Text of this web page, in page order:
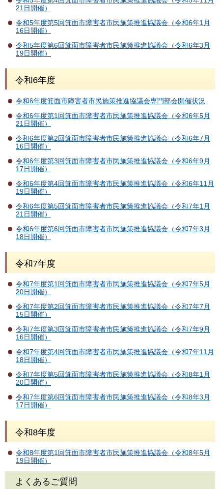
21日開催）
令和5年度第5回箕面市障害者市民施策推進協議会（令和6年1月
16日開催）
令和5年度第6回箕面市障害者市民施策推進協議会（令和6年3月
19日開催）
令和6年度
令和6年度箕面市障害者市民施策推進協議会専門部会開催状況
令和6年度第1回箕面市障害者市民施策推進協議会（令和6年5月
21日開催）
令和6年度第2回箕面市障害者市民施策推進協議会（令和6年7月
16日開催）
令和6年度第3回箕面市障害者市民施策推進協議会（令和6年9月
17日開催）
令和6年度第4回箕面市障害者市民施策推進協議会（令和6年11月
19日開催）
令和6年度第5回箕面市障害者市民施策推進協議会（令和7年1月
21日開催）
令和6年度第6回箕面市障害者市民施策推進協議会（令和7年3月
18日開催）
令和7年度
令和7年度第1回箕面市障害者市民施策推進協議会（令和7年5月
20日開催）
令和7年度第2回箕面市障害者市民施策推進協議会（令和7年7月
15日開催）
令和7年度第3回箕面市障害者市民施策推進協議会（令和7年9月
16日開催）
令和7年度第4回箕面市障害者市民施策推進協議会（令和7年11月
18日開催）
令和7年度第5回箕面市障害者市民施策推進協議会（令和8年1月
20日開催）
令和7年度第6回箕面市障害者市民施策推進協議会（令和8年3月
17日開催）
令和8年度
令和8年度第1回箕面市障害者市民施策推進協議会（令和8年5月
19日開催）
よくあるご質問